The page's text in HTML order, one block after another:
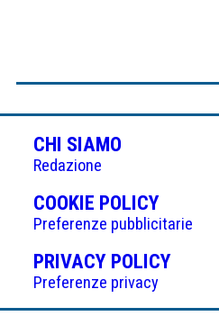
CHI SIAMO
Redazione
COOKIE POLICY(APRE
IN
UNA
NUOVA
Preferenze pubblicitarie
PRIVACY POLICY(APRE
UNA
Preferenze privacy